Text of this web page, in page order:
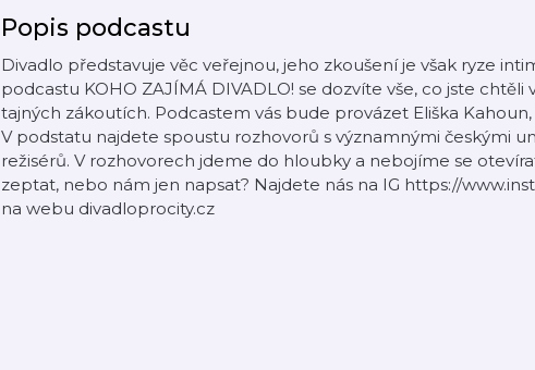
Popis podcastu
Divadlo představuje věc veřejnou, jeho zkoušení je však ryze
podcastu KOHO ZAJÍMÁ DIVADLO! se dozvíte vše, co jste
tajných zákoutích. Podcastem vás bude provázet Eliška
V podstatu najdete spoustu rozhovorů s významnými českými
režisérů. V rozhovorech jdeme do hloubky a nebojíme se
zeptat, nebo nám jen napsat? Najdete nás na IG https://
na webu divadloprocity.cz